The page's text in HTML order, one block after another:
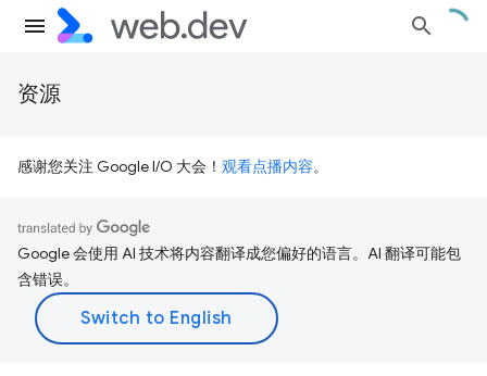
资源
感谢您关注 Google I/O 大会！ 观看点播内容。
Google 会使用 AI 技术将内容翻译成您偏好的语言。AI 翻译可能包
含错误。